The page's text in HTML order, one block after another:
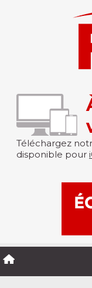
Téléchargez
disponible pour